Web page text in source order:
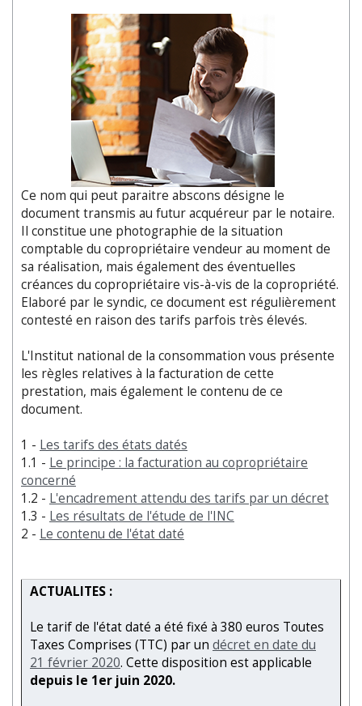
Ce nom qui peut paraitre abscons désigne le
document transmis au futur acquéreur par le notaire.
Il constitue une photographie de la situation
comptable du copropriétaire vendeur au moment de
sa réalisation, mais également des éventuelles
créances du copropriétaire vis-à-vis de la copropriété.
Elaboré par le syndic, ce document est régulièrement
contesté en raison des tarifs parfois très élevés.
L'Institut national de la consommation vous présente
les règles relatives à la facturation de cette
prestation, mais également le contenu de ce
document.
1 - Les tarifs des états datés
1.1 - Le principe : la facturation au copropriétaire
concerné
1.2 - L'encadrement attendu des tarifs par un décret
1.3 - Les résultats de l'étude de l'INC
2 - Le contenu de l'état daté
ACTUALITES :
Le tarif de l'état daté a été fixé à 380 euros Toutes
Taxes Comprises (TTC) par un décret en date du
21 février 2020. Cette disposition est applicable
depuis le 1er juin 2020.